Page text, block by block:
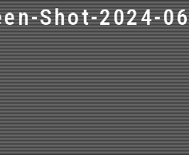
Shot-2024-
LEARN